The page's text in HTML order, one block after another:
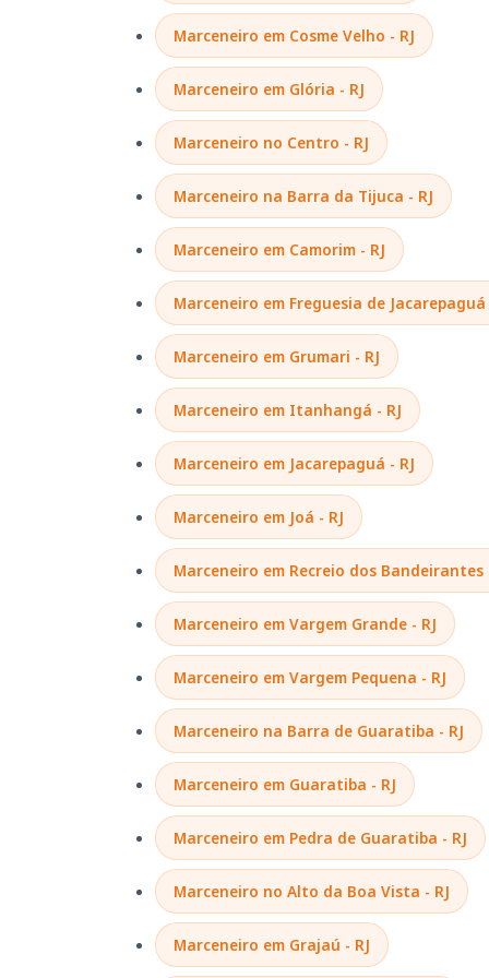
Marceneiro em Cosme Velho - RJ
Marceneiro em Glória - RJ
Marceneiro no Centro - RJ
Marceneiro na Barra da Tijuca - RJ
Marceneiro em Camorim - RJ
Marceneiro em Freguesia de Jacarepaguá
Marceneiro em Grumari - RJ
Marceneiro em Itanhangá - RJ
Marceneiro em Jacarepaguá - RJ
Marceneiro em Joá - RJ
Marceneiro em Recreio dos Bandeirantes
Marceneiro em Vargem Grande - RJ
Marceneiro em Vargem Pequena - RJ
Marceneiro na Barra de Guaratiba - RJ
Marceneiro em Guaratiba - RJ
Marceneiro em Pedra de Guaratiba - RJ
Marceneiro no Alto da Boa Vista - RJ
Marceneiro em Grajaú - RJ